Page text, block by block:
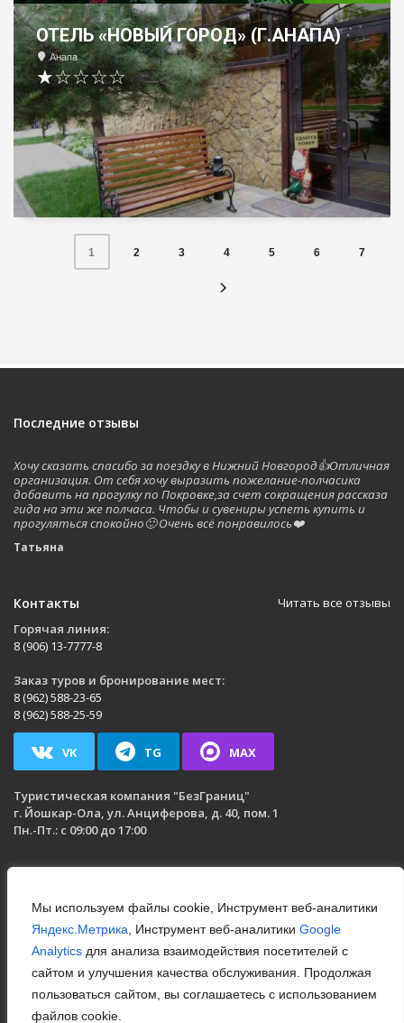
Мы используем файлы cookie, Инструмент веб-аналитики
Яндекс.Метрика , Инструмент веб-аналитики Google
Analytics для анализа взаимодействия посетителей с
сайтом и улучшения качества обслуживания. Продолжая
пользоваться сайтом, вы соглашаетесь с использованием
файлов cookie.
ОТЕЛЬ «НОВЫЙ ГОРОД» (Г.АНАПА)
Анапа
★☆☆☆☆
1 2 3 4 5 6 7
Последние отзывы
Хочу сказать спасибо за поездку в Нижний Новгород👍Отличная
организация. От себя хочу выразить пожелание-полчасика
добавить на прогулку по Покровке,за счет сокращения рассказа
гида на эти же полчаса. Чтобы и сувениры успеть купить и
прогуляться спокойно🙂 Очень всё понравилось❤️
Татьяна
Читать все отзывы
Контакты
Горячая линия:
8 (906) 13-7777-8
Заказ туров и бронирование мест:
8 (962) 588-23-65
8 (962) 588-25-59
VK TG MAX
Туристическая компания "БезГраниц"
г. Йошкар-Ола, ул. Анциферова, д. 40, пом. 1
Пн.-Пт.: с 09:00 до 17:00
© 2019-2025 Bezgranits. Без границ. Публикация материалов
возможна только без внесения изменений и с указанием